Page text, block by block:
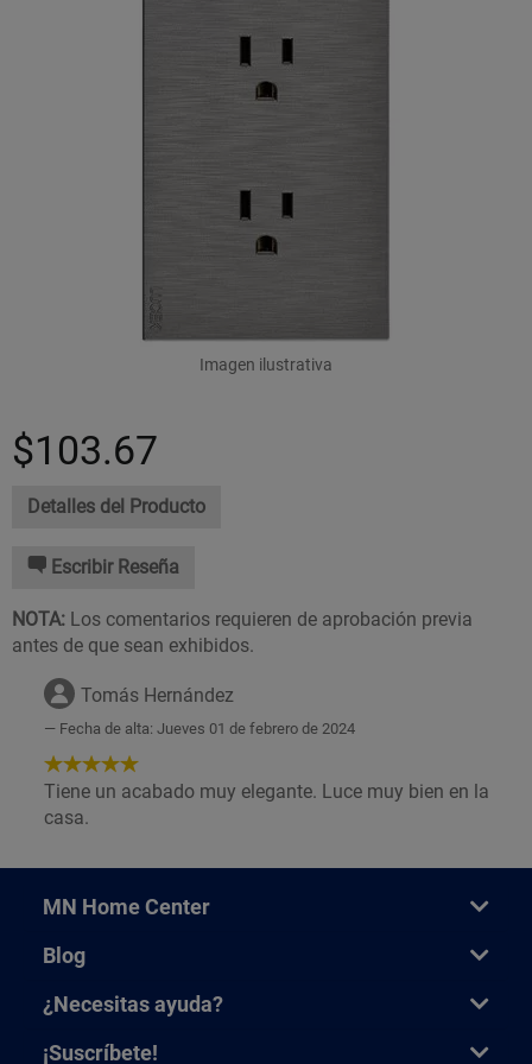
Imagen ilustrativa
$103.67
Detalles del Producto
Escribir Reseña
NOTA: Los comentarios requieren de aprobación previa
antes de que sean exhibidos.
Tomás Hernández
Fecha de alta: Jueves 01 de febrero de 2024
5
de
5
Tiene un acabado muy elegante. Luce muy bien en la
casa.
MN Home Center
Blog
¿Necesitas ayuda?
¡Suscríbete!